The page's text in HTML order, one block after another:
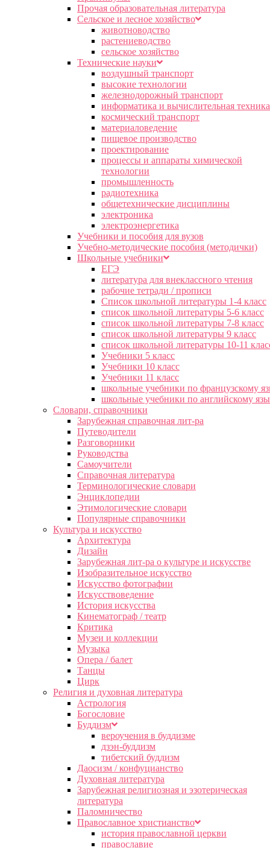
Прочая образовательная литература
Сельское и лесное хозяйство
животноводство
растениеводство
сельское хозяйство
Технические науки
воздушный транспорт
высокие технологии
железнодорожный транспорт
информатика и вычислительная техника
космический транспорт
материаловедение
пищевое производство
проектирование
процессы и аппараты химической
технологии
промышленность
радиотехника
общетехнические дисциплины
электроника
электроэнергетика
Учебники и пособия для вузов
Учебно-методические пособия (методички)
Школьные учебники
ЕГЭ
литература для внеклассного чтения
рабочие тетради / прописи
Список школьной литературы 1-4 класс
список школьной литературы 5-6 класс
список школьной литературы 7-8 класс
список школьной литературы 9 класс
список школьной литературы 10-11
Учебники 5 класс
Учебники 10 класс
Учебники 11 класс
школьные учебники по французскому
школьные учебники по английскому
Словари, справочники
Зарубежная справочная лит-ра
Путеводители
Разговорники
Руководства
Самоучители
Справочная литература
Терминологические словари
Энциклопедии
Этимологические словари
Популярные справочники
Культура и искусство
Архитектура
Дизайн
Зарубежная лит-ра о культуре и искусстве
Изобразительное искусство
Искусство фотографии
Искусствоведение
История искусства
Кинематограф / театр
Критика
Музеи и коллекции
Музыка
Опера / балет
Танцы
Цирк
Религия и духовная литература
Астрология
Богословие
Буддизм
вероучения в буддизме
дзэн-буддизм
тибетский буддизм
Даосизм / конфуцианство
Духовная литература
Зарубежная религиозная и эзотерическая
литература
Паломничество
Православное христианство
история православной церкви
православие